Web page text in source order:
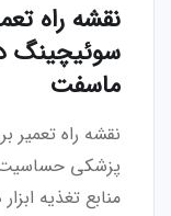
نقشه راه
سوئیچینگ
ماسفت
نقشه راه تعمیر
پزشکی حساسیت
منابع تغذیه